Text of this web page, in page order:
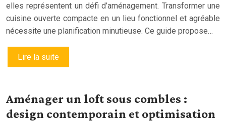
elles représentent un défi d’aménagement. Transformer une
cuisine ouverte compacte en un lieu fonctionnel et agréable
nécessite une planification minutieuse. Ce guide propose…
Lire la suite
Aménager un loft sous combles :
design contemporain et optimisation